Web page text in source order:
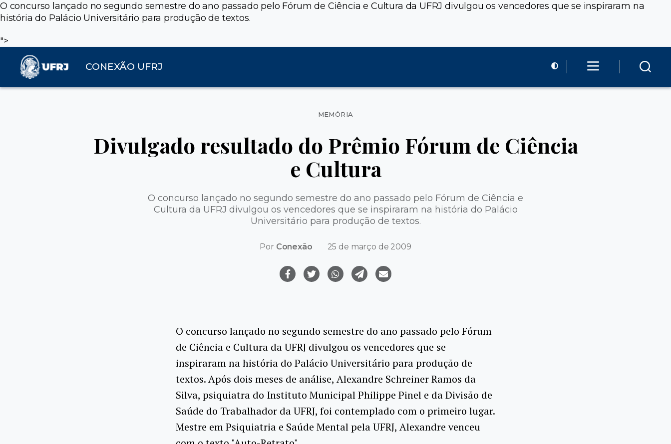
O concurso lançado no segundo semestre do ano passado pelo Fórum de Ciência e Cultura da UFRJ divulgou os vencedores que se inspiraram na
história do Palácio Universitário para produção de textos.
">
CONEXÃO UFRJ
Categorias
MEMÓRIA
Divulgado resultado do Prêmio Fórum de Ciência
e Cultura
O concurso lançado no segundo semestre do ano passado pelo Fórum de Ciência e
Cultura da UFRJ divulgou os vencedores que se inspiraram na história do Palácio
Universitário para produção de textos.
Por Conexão 25 de março de 2009
O concurso lançado no segundo semestre do ano passado pelo Fórum
de Ciência e Cultura da UFRJ divulgou os vencedores que se
inspiraram na história do Palácio Universitário para produção de
textos. Após dois meses de análise, Alexandre Schreiner Ramos da
Silva, psiquiatra do Instituto Municipal Philippe Pinel e da Divisão de
Saúde do Trabalhador da UFRJ, foi contemplado com o primeiro lugar.
Mestre em Psiquiatria e Saúde Mental pela UFRJ, Alexandre venceu